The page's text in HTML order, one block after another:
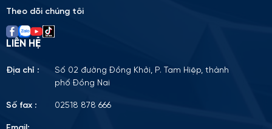
Theo dõi chúng tôi
LIÊN HỆ
Địa chỉ :
Số 02 đường Đồng Khởi, P. Tam Hiệp, thành
phố Đồng Nai
Số fax : 02518 878 666